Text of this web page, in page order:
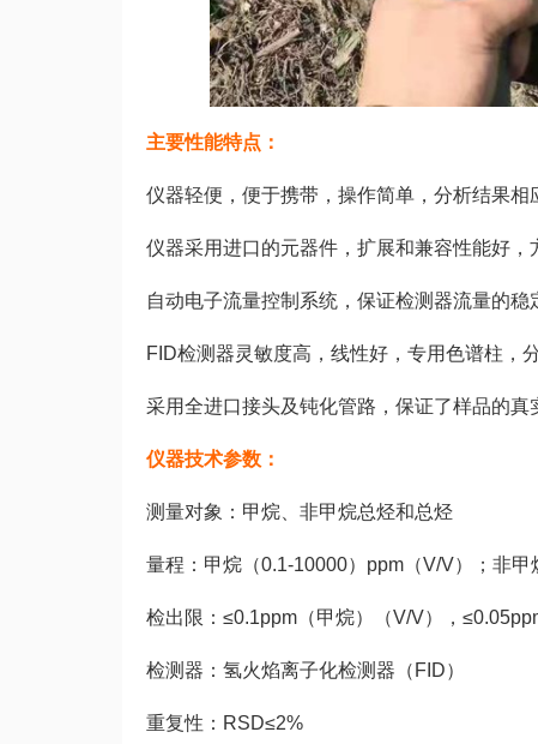
主要性能特点：
仪器轻便，便于携带，操作简单，分析结果
仪器采用进口的元器件，扩展和兼容性能好，
自动电子流量控制系统，保证检测器流量的稳
FID检测器灵敏度高，线性好，专用色谱柱，
采用全进口接头及钝化管路，保证了样品的真
仪器技术参数：
测量对象：甲烷、非甲烷总烃和总烃
量程：甲烷（0.1-10000）ppm（V/V）；非
检出限：≤0.1ppm（甲烷）（V/V），
检测器：氢火焰离子化检测器（FID）
重复性：RSD≤2%